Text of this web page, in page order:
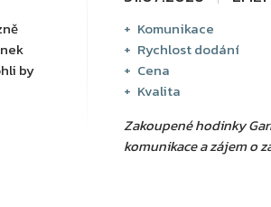
by
Komunikace
Rychlost dodání
Cena
Kvalita
Zakoupené hodinky
komunikace a zájem o